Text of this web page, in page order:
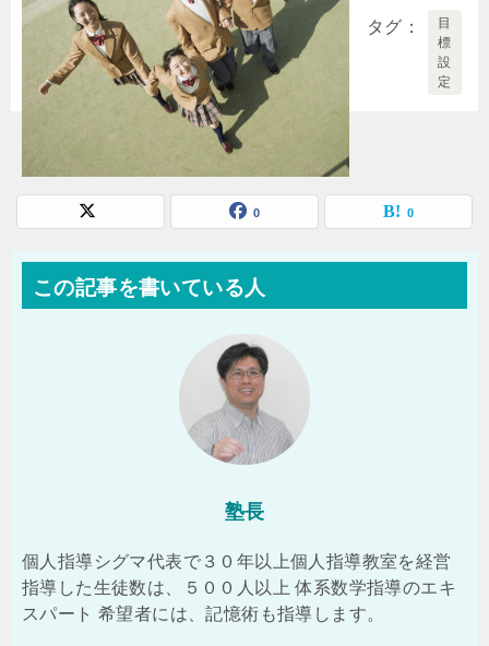
タグ
目
標
設
定
0 0
この記事を書いている人
塾長
個人指導シグマ代表で３０年以上個人指導教室を経営
指導した生徒数は、５００人以上 体系数学指導のエキ
スパート 希望者には、記憶術も指導します。